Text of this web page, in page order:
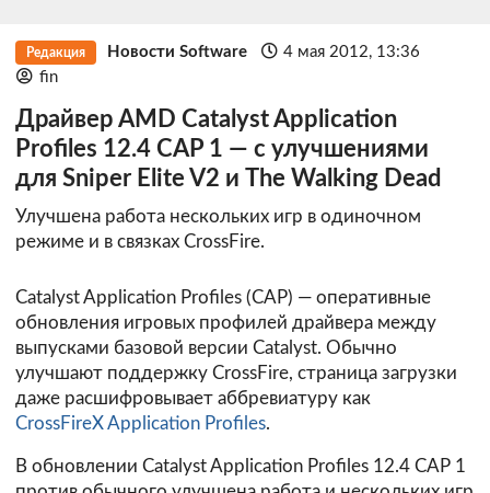
Редакция Новости Software
4 мая 2012, 13:36
fin
Драйвер AMD Catalyst Application
Profiles 12.4 CAP 1 — с улучшениями
для Sniper Elite V2 и The Walking Dead
Улучшена работа нескольких игр в одиночном
режиме и в связках CrossFire.
Catalyst Application Profiles (CAP) — оперативные
обновления игровых профилей драйвера между
выпусками базовой версии Catalyst. Обычно
улучшают поддержку CrossFire, страница загрузки
даже расшифровывает аббревиатуру как
CrossFireX Application Profiles.
В обновлении Catalyst Application Profiles 12.4 CAP 1